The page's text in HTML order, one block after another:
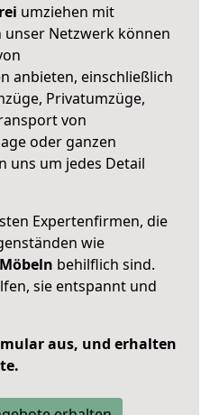
umziehen mit
unser Netzwerk können
anbieten, einschließlich
Privatumzüge,
von
oder ganzen
uns um jedes Detail
Expertenfirmen, die
wie
behilflich sind.
sie entspannt und
aus, und erhalten